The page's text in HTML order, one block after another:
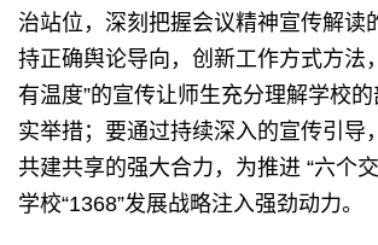
治站位，深刻把握会议精神宣传解读
持正确舆论导向，创新工作方式方法
有温度”的宣传让师生充分理解学校
实举措；要通过持续深入的宣传引导
共建共享的强大合力，为推进 “六个
学校“1368”发展战略注入强劲动力。